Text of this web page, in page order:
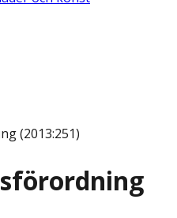
(2013:251)